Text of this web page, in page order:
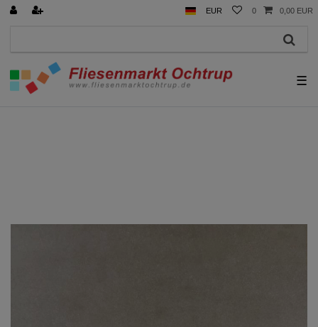
EUR 0 0,00 EUR
☰